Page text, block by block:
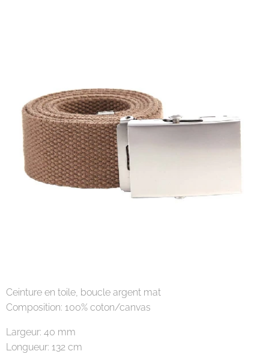
Ceinture en toile, boucle argent mat
Composition: 100% coton/canvas
Largeur: 40 mm
Longueur: 132 cm